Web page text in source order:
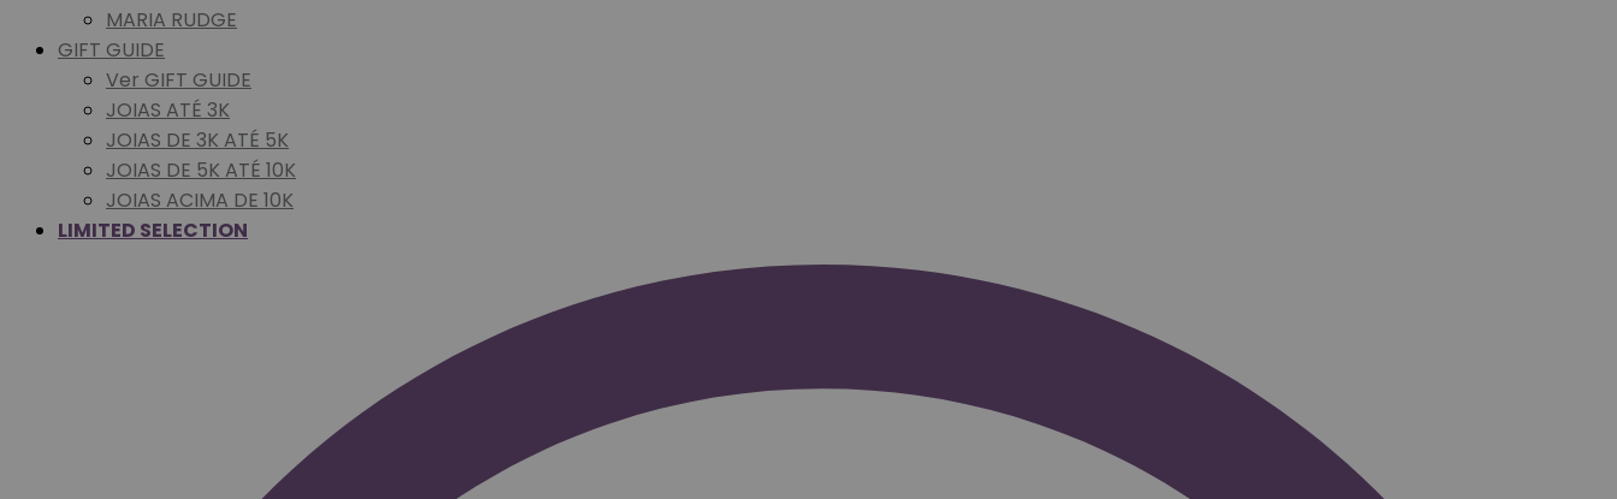
MARIA RUDGE
GIFT GUIDE
Ver GIFT GUIDE
JOIAS ATÉ 3K
JOIAS DE 3K ATÉ 5K
JOIAS DE 5K ATÉ 10K
JOIAS ACIMA DE 10K
LIMITED SELECTION